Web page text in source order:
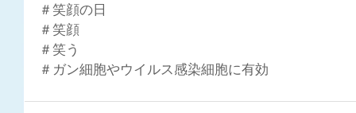
＃笑顔の日
＃笑顔
＃笑う
＃ガン細胞やウイルス感染細胞に有効